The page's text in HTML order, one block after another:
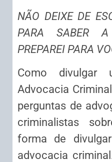
NÃO DEIXE DE
PARA SABER A
PREPAREI PARA
Como divulgar
Advocacia
perguntas de
criminalistas
forma de
advocacia